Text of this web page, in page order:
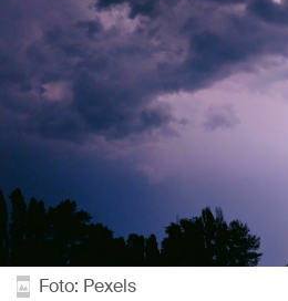
Foto: Pexels